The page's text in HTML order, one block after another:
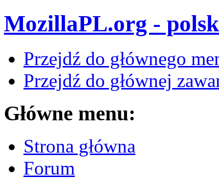
MozillaPL.org -
Przejdź do głównego
Przejdź do głównej
Główne menu:
Strona główna
Forum